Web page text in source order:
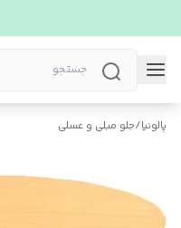
پالونیا/جلو مبلی و عسلی